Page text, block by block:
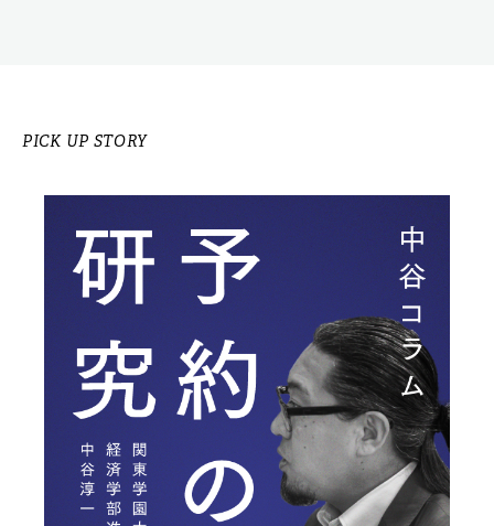
PICK UP STORY